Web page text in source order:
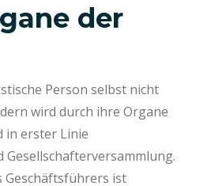
der
Person selbst nicht
wird durch ihre Organe
in erster Linie
Geschäftsführers ist